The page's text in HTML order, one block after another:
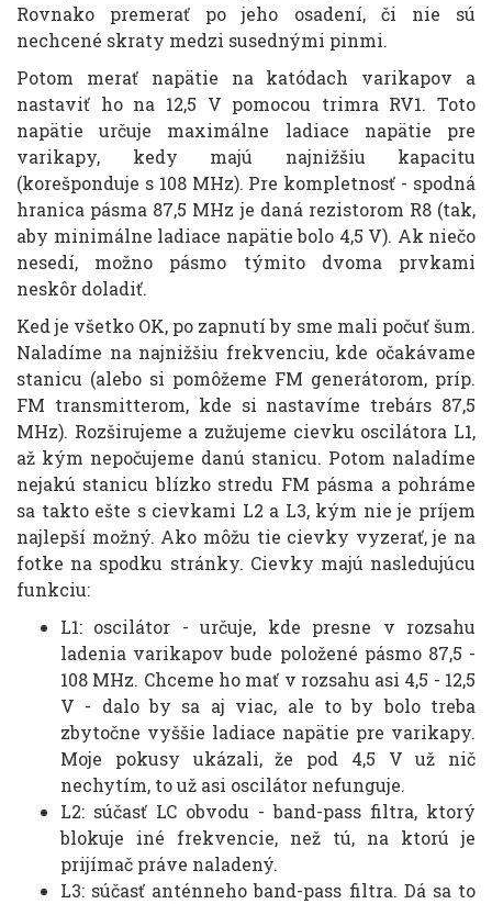
Rovnako premerať po jeho osadení, či nie sú
nechcené skraty medzi susednými pinmi.
Potom merať napätie na katódach varikapov a
nastaviť ho na 12,5 V pomocou trimra RV1. Toto
napätie určuje maximálne ladiace napätie pre
varikapy, kedy majú najnižšiu kapacitu
(korešponduje s 108 MHz). Pre kompletnosť - spodná
hranica pásma 87,5 MHz je daná rezistorom R8 (tak,
aby minimálne ladiace napätie bolo 4,5 V). Ak niečo
nesedí, možno pásmo týmito dvoma prvkami
neskôr doladiť.
Ked je všetko OK, po zapnutí by sme mali počuť šum.
Naladíme na najnižšiu frekvenciu, kde očakávame
stanicu (alebo si pomôžeme FM generátorom, príp.
FM transmitterom, kde si nastavíme trebárs 87,5
MHz). Rozširujeme a zužujeme cievku oscilátora L1,
až kým nepočujeme danú stanicu. Potom naladíme
nejakú stanicu blízko stredu FM pásma a pohráme
sa takto ešte s cievkami L2 a L3, kým nie je príjem
najlepší možný. Ako môžu tie cievky vyzerať, je na
fotke na spodku stránky. Cievky majú nasledujúcu
funkciu:
L1: oscilátor - určuje, kde presne v rozsahu
ladenia varikapov bude položené pásmo 87,5 -
108 MHz. Chceme ho mať v rozsahu asi 4,5 - 12,5
V - dalo by sa aj viac, ale to by bolo treba
zbytočne vyššie ladiace napätie pre varikapy.
Moje pokusy ukázali, že pod 4,5 V už nič
nechytím, to už asi oscilátor nefunguje.
L2: súčasť LC obvodu - band-pass filtra, ktorý
blokuje iné frekvencie, než tú, na ktorú je
prijímač práve naladený.
L3: súčasť anténneho band-pass filtra. Dá sa to